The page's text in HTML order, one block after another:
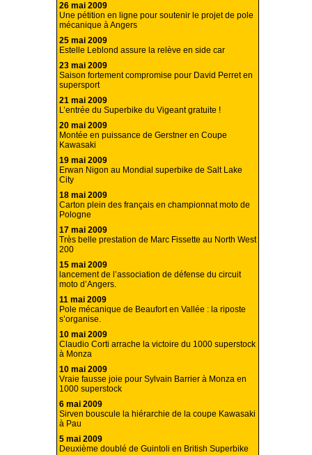
26 mai 2009
Une pétition en ligne pour soutenir le projet de pole
mécanique à Angers
25 mai 2009
Estelle Leblond assure la relève en side car
23 mai 2009
Saison fortement compromise pour David Perret en
supersport
21 mai 2009
L’entrée du Superbike du Vigeant gratuite !
20 mai 2009
Montée en puissance de Gerstner en Coupe
Kawasaki
19 mai 2009
Erwan Nigon au Mondial superbike de Salt Lake
City
18 mai 2009
Carton plein des français en championnat moto de
Pologne
17 mai 2009
Très belle prestation de Marc Fissette au North West
200
15 mai 2009
lancement de l’association de défense du circuit
moto d’Angers.
11 mai 2009
Pole mécanique de Beaufort en Vallée : la riposte
s’organise.
10 mai 2009
Claudio Corti arrache la victoire du 1000 superstock
à Monza
10 mai 2009
Vraie fausse joie pour Sylvain Barrier à Monza en
1000 superstock
6 mai 2009
Sirven bouscule la hiérarchie de la coupe Kawasaki
à Pau
5 mai 2009
Deuxième doublé de Guintoli en British Superbike